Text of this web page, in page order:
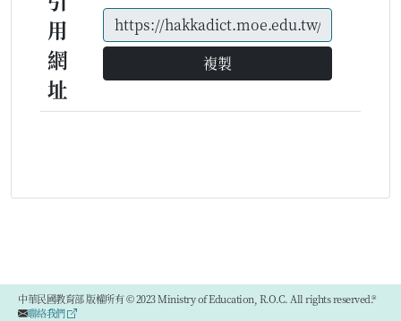
用
網
址
複製
中華民國教育部 版權所有 © 2023 Ministry of Education, R.O.C. All rights reserved.®
聯絡我們